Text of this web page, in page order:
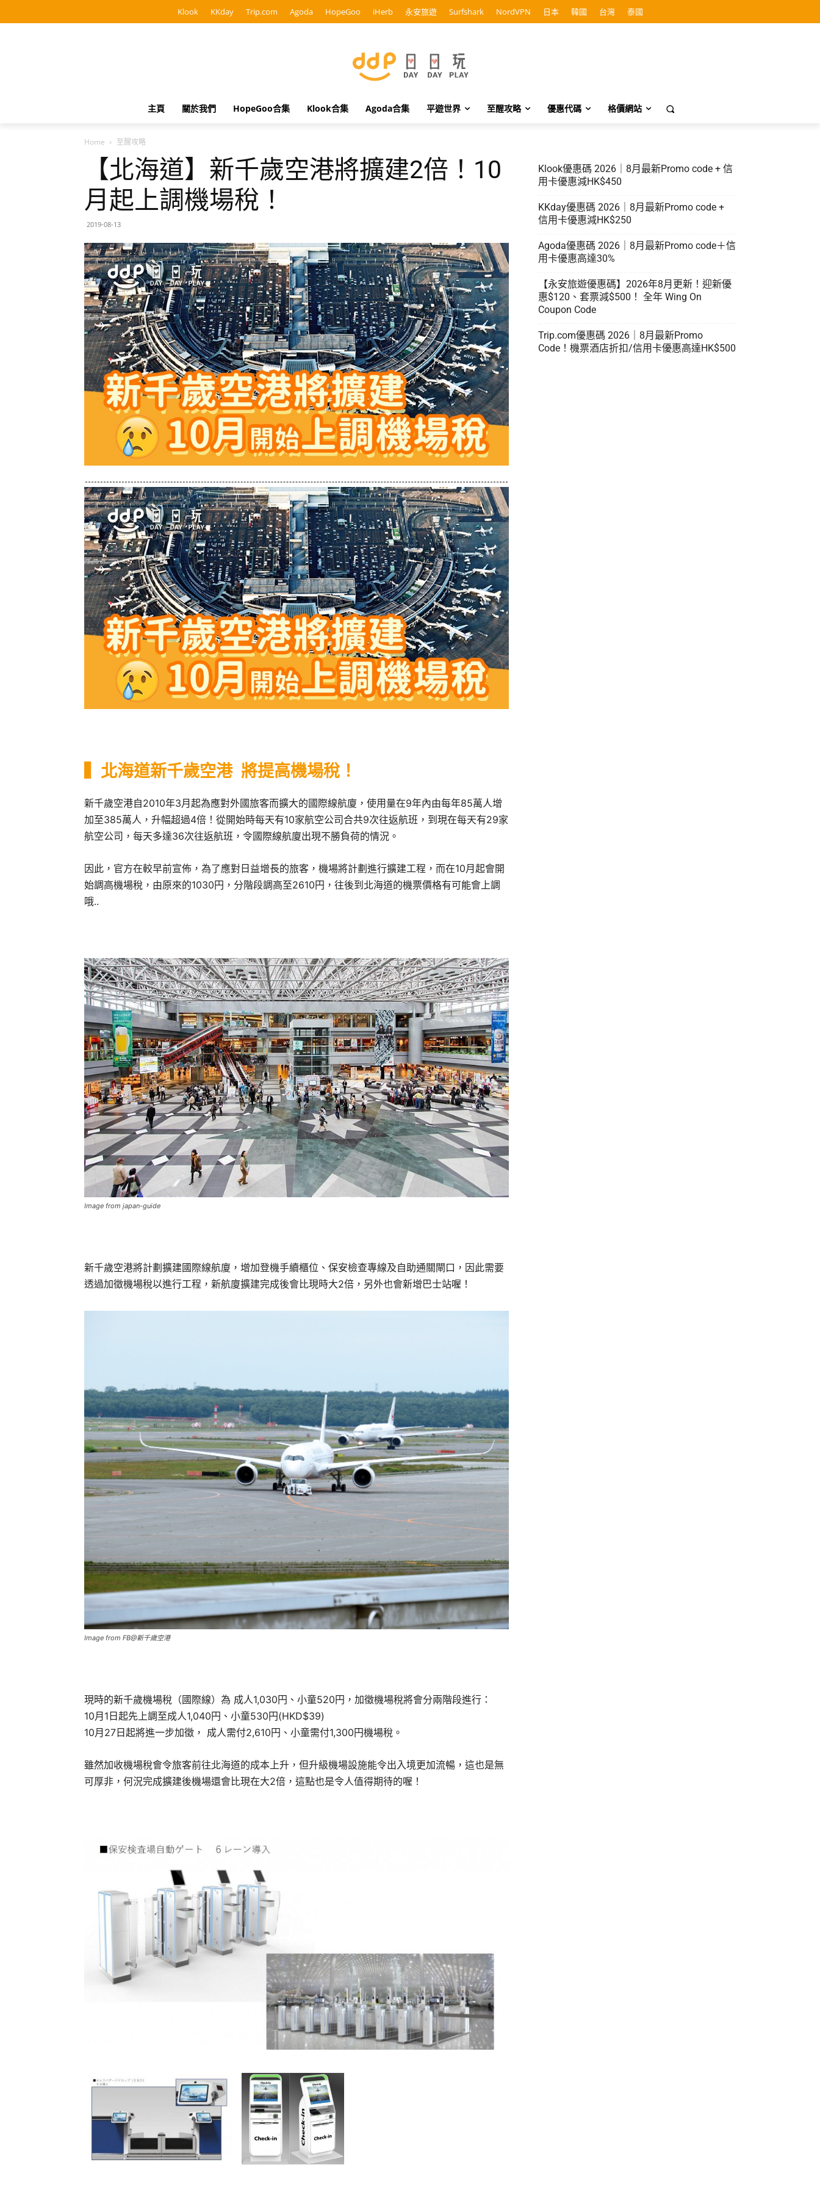
Klook KKday Trip.com Agoda HopeGoo iHerb 永安旅遊 Surfshark NordVPN 日本 韓國 台灣 泰國
主頁 關於我們 HopeGoo合集 Klook合集 Agoda合集 平遊世界 至醒攻略 優惠代碼 格價網站
Home 至醒攻略
【北海道】新千歲空港將 擴建2倍！10
月起上調機場稅！
2019-08-13
▍北海道新千歲空港 將提高機場稅！
新千歲空港自2010年3月起為應對外國旅客而擴大的國際線航廈，使用量在9年內由每年85萬人增
加至385萬人，升幅超過4倍！從開始時每天有10家航空公司合共9次往返航班，到現在每天有29家
航空公司，每天多達36次往返航班，令國際線航廈出現不勝負荷的情況。
因此，官方在較早前宣佈，為了應對日益增長的旅客，機場將計劃進行擴建工程，而在10月起會開
始調高機場稅，由原來的1030円，分階段調高至2610円，往後到北海道的機票價格有可能會上調
哦..
Image from japan-guide
新千歲空港將計劃擴建國際線航廈，增加登機手續櫃位、保安檢查專線及自助通關閘口，因此需要
透過加徵機場稅以進行工程，新航廈擴建完成後會比現時大2倍，另外也會新增巴士站喔！
Image from FB@新千歲空港
現時的新千歲機場稅（國際線）為 成人1,030円、小童520円，加徵機場稅將會分兩階段進行：
10月1日起先上調至成人1,040円、小童530円(HKD$39)
10月27日起將進一步加徵， 成人需付2,610円、小童需付1,300円機場稅。
雖然加收機場稅會令旅客前往北海道的成本上升，但升級機場設施能令出入境更加流暢，這也是無
可厚非，何況完成擴建後機場還會比現在大2倍，這點也是令人值得期待的喔！
Klook優惠碼 2026｜8月最新Promo code + 信
用卡優惠減HK$450
KKday優惠碼 2026｜8月最新Promo code +
信用卡優惠減HK$250
Agoda優惠碼 2026｜8月最新Promo code＋信
用卡優惠高達30%
【永安旅遊優惠碼】2026年8月更新！迎新優
惠$120、套票減$500！ 全年 Wing On
Coupon Code
Trip.com優惠碼 2026｜8月最新Promo
Code！機票酒店折扣/信用卡優惠高達HK$500